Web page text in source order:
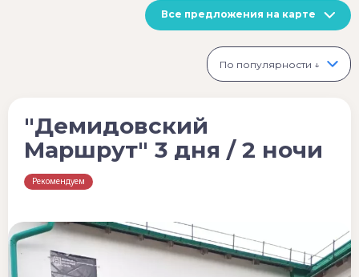
Все предложения на карте
По популярности ↓
"Демидовский
Маршрут" 3 дня / 2 ночи
Рекомендуем